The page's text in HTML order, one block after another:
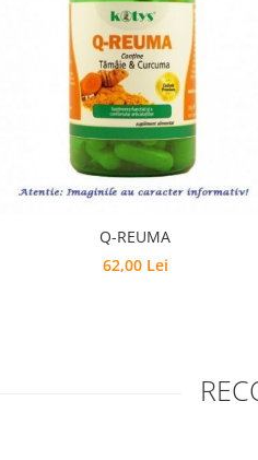
Q-REUMA
62,00 Lei